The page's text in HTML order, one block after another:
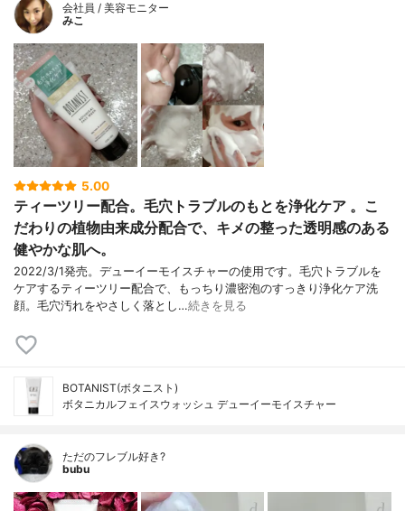
会社員 / 美容モニター
みこ
5.00
ティーツリー配合。毛穴トラブルのもとを浄化ケア 。こ
だわりの植物由来成分配合で、キメの整った透明感のある
健やかな肌へ。
2022/3/1発売。デューイーモイスチャーの使用です。毛穴トラブルを
ケアするティーツリー配合で、もっちり濃密泡のすっきり浄化ケア洗
顔。毛穴汚れをやさしく落とし…続きを見る
BOTANIST(ボタニスト)
ボタニカルフェイスウォッシュ デューイーモイスチャー
ただのフレブル好き?
bubu